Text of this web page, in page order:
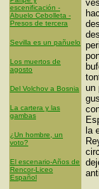
escenificación -
Abuelo Cebolleta -
Presos de tercera
Sevilla es un pañuelo
Los muertos de
agosto
Del Volchov a Bosnia
La cartera y las
gambas
¿Un hombre, un
voto?
El escenario-Años de
Rencor-Liceo
Español
un
la